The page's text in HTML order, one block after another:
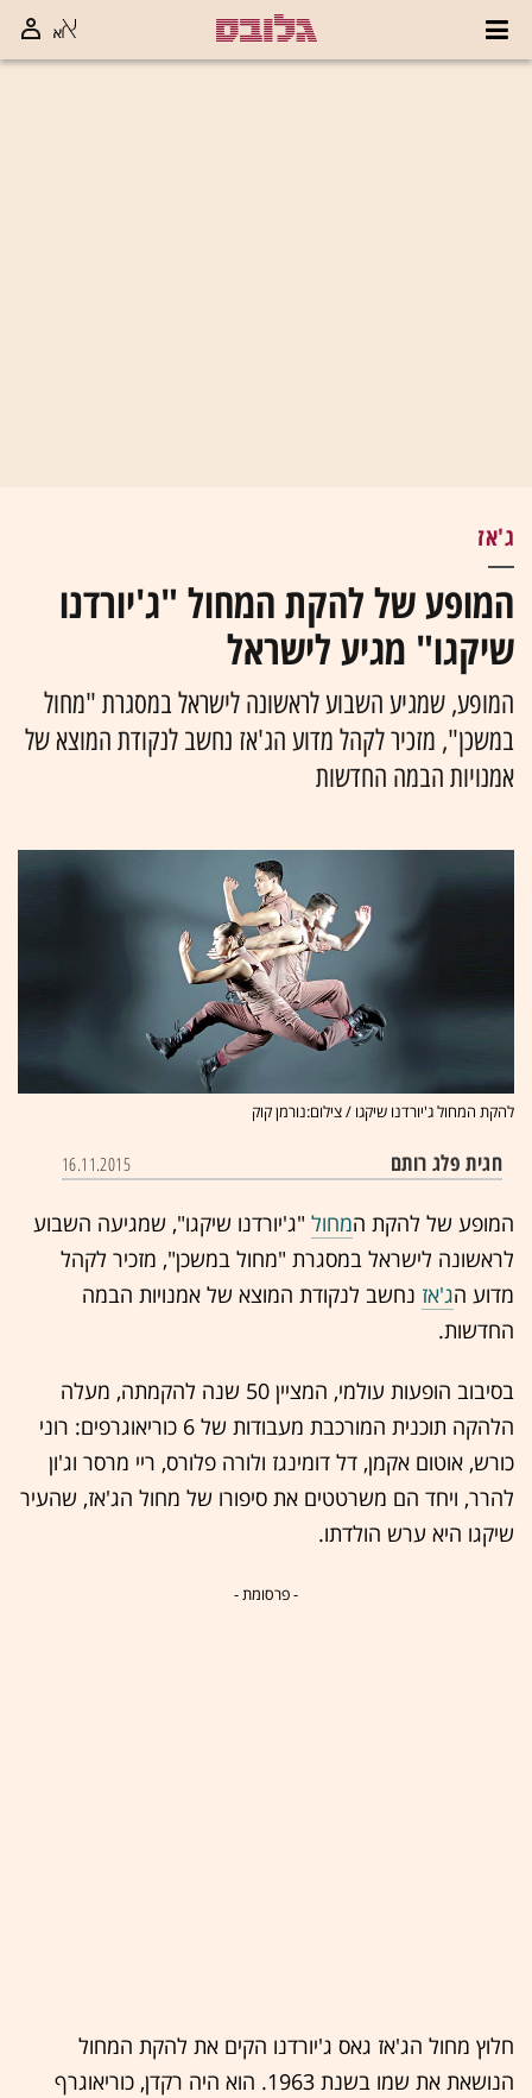
ג'אז
המופע של להקת המחול "ג'יורדנו
שיקגו" מגיע לישראל
המופע, שמגיע השבוע לראשונה לישראל במסגרת "מחול
במשכן", מזכיר לקהל מדוע הג'אז נחשב לנקודת המוצא של
אמנויות הבמה החדשות
להקת המחול ג'יורדנו שיקגו / צילום:נורמן קוק
חגית פלג רותם 16.11.2015
המופע של להקת המחול "ג'יורדנו שיקגו", שמגיעה השבוע
לראשונה לישראל במסגרת "מחול במשכן", מזכיר לקהל
מדוע הג'אז נחשב לנקודת המוצא של אמנויות הבמה
החדשות.
בסיבוב הופעות עולמי, המציין 50 שנה להקמתה, מעלה
הלהקה תוכנית המורכבת מעבודות של 6 כוריאוגרפים: רוני
כורש, אוטום אקמן, דל דומינגז ולורה פלורס, ריי מרסר וג'ון
להרר, ויחד הם משרטטים את סיפורו של מחול הג'אז, שהעיר
שיקגו היא ערש הולדתו.
- פרסומת -
חלוץ מחול הג'אז גאס ג'יורדנו הקים את להקת המחול
הנושאת את שמו בשנת 1963. הוא היה רקדן, כוריאוגרף